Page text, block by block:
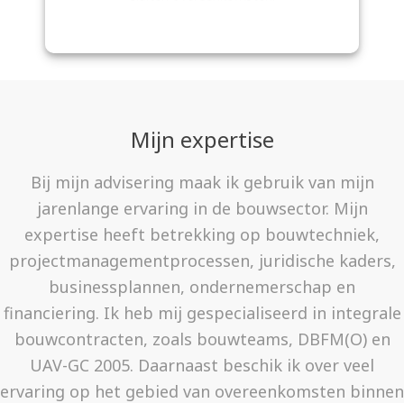
Mijn expertise
Bij mijn advisering maak ik gebruik van mijn
jarenlange ervaring in de bouwsector. Mijn
expertise heeft betrekking op bouwtechniek,
projectmanagementprocessen, juridische kaders,
businessplannen, ondernemerschap en
financiering. Ik heb mij gespecialiseerd in integrale
bouwcontracten, zoals bouwteams, DBFM(O) en
UAV-GC 2005. Daarnaast beschik ik over veel
ervaring op het gebied van overeenkomsten binnen